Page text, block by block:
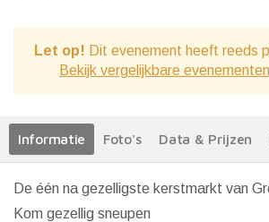
Let op! Dit evenement heeft reeds
Bekijk vergelijkbare evenementen
Informatie Foto's Data & Prijzen
De één na gezelligste kerstmarkt van
Kom gezellig sneupen